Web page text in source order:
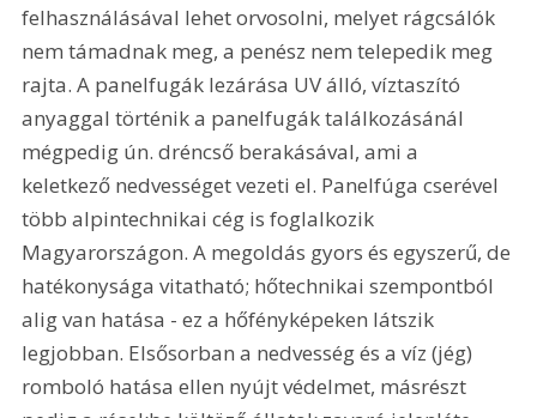
felhasználásával lehet orvosolni, melyet rágcsálók
nem támadnak meg, a penész nem telepedik meg
rajta. A panelfugák lezárása UV álló, víztaszító
anyaggal történik a panelfugák találkozásánál
mégpedig ún. dréncső berakásával, ami a
keletkező nedvességet vezeti el. Panelfúga cserével
több alpintechnikai cég is foglalkozik
Magyarországon. A megoldás gyors és egyszerű, de
hatékonysága vitatható; hőtechnikai szempontból
alig van hatása - ez a hőfényképeken látszik
legjobban. Elsősorban a nedvesség és a víz (jég)
romboló hatása ellen nyújt védelmet, másrészt